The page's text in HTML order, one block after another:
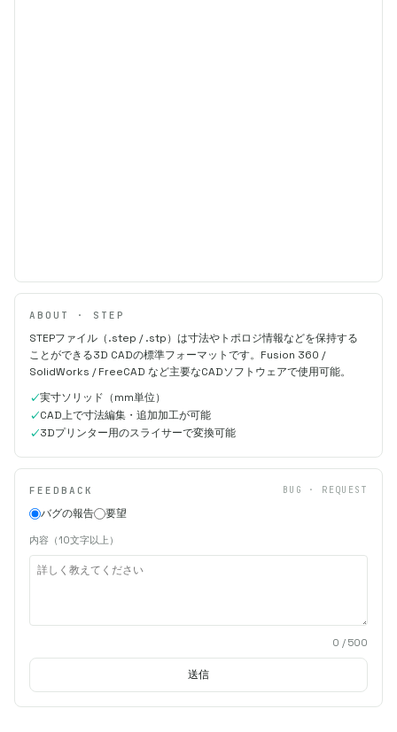
ABOUT · STEP
STEPファイル（.step / .stp）は寸法やトポロジ情報などを保持する
ことができる3D CADの標準フォーマットです。Fusion 360 /
SolidWorks / FreeCAD など主要なCADソフトウェアで使用可能。
実寸ソリッド（mm単位）
CAD上で寸法編集・追加加工が可能
3Dプリンター用のスライサーで変換可能
FEEDBACK BUG · REQUEST
バグの報告 要望
内容（10文字以上）
0 / 500
送信